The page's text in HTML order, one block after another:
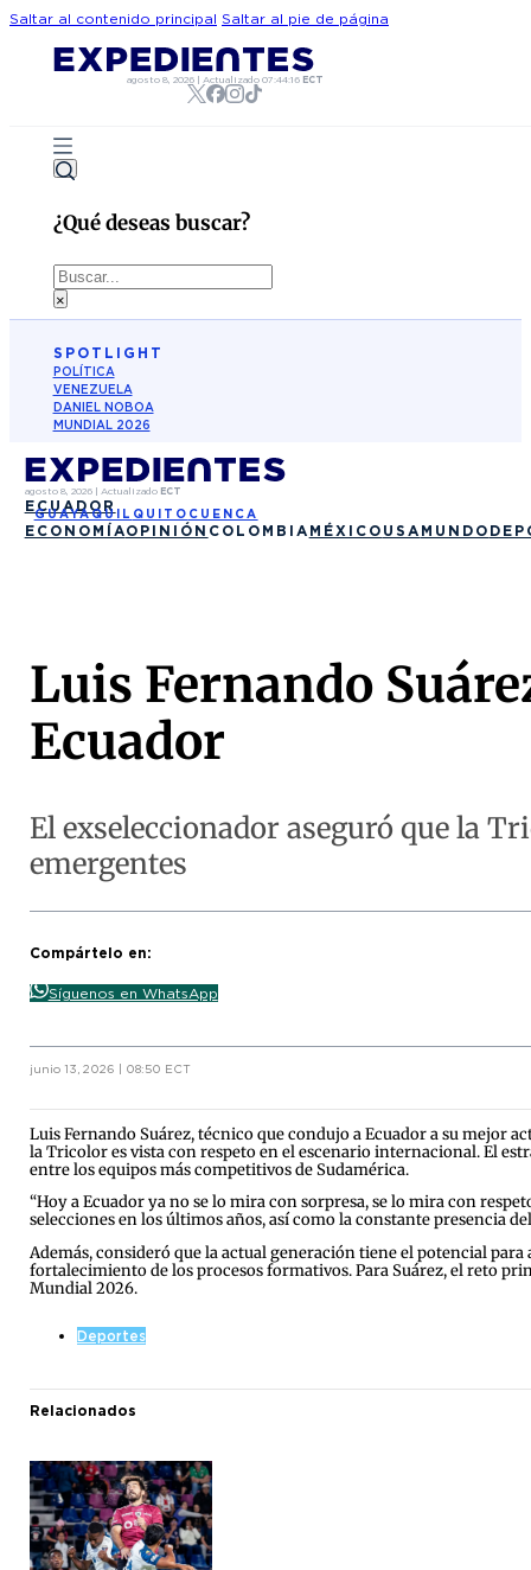
Saltar al contenido principal Saltar al pie de página
agosto 8, 2026 |Actualizado07:44:16 ECT
¿Qué deseas buscar?
Buscar
×
SPOTLIGHT
POLÍTICA
VENEZUELA
DANIEL NOBOA
MUNDIAL 2026
agosto 8, 2026| Actualizado ECT
ECUADOR
GUAYAQUIL QUITO CUENCA
ECONOMÍAOPINIÓN COLOMBIA MÉXICO USA MUNDO
Luis Fernando
Ecuador
El exseleccionador aseguró que la
emergentes
Compártelo en:
Síguenos en WhatsApp
junio 13, 2026 | 08:50 ECT
Luis Fernando Suárez, técnico que condujo a Ecuador a su mejor
la Tricolor es vista con respeto en el escenario internacional. El
entre los equipos más competitivos de Sudamérica.
“Hoy a Ecuador ya no se lo mira con sorpresa, se lo mira con
selecciones en los últimos años, así como la constante presencia
Además, consideró que la actual generación tiene el potencial
fortalecimiento de los procesos formativos. Para Suárez, el reto
Mundial 2026.
Deportes
Relacionados